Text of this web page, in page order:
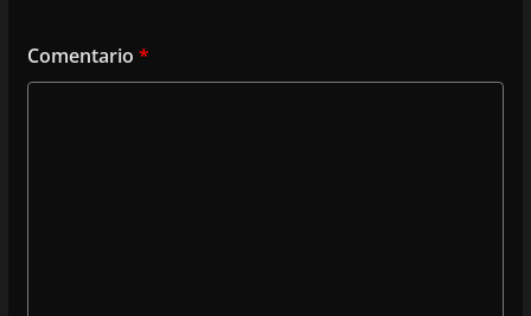
Comentario *